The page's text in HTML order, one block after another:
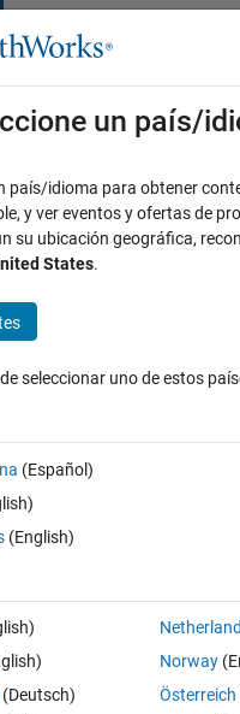
Búsqueda de empleo
principal
POR
por
un país/
país/idioma para obtener
y ver eventos y ofertas de
su ubicación geográfica,
States.
seleccionar uno de estos
(Español)
(English)
(Deutsch)
Norway
Österreich